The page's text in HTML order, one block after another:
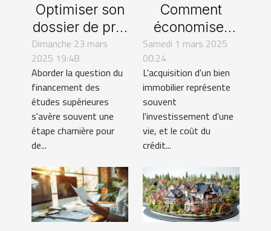
Optimiser son
dossier de prêt
étudiant
astuces et
conseils
Dimanche 23 mars
2025 19:48
Aborder la question du
financement des
études supérieures
s'avère souvent une
étape charnière pour
de...
Comment
économiser
sur votre crédit
immobilier en
comparant les
assurances
emprunteur
Samedi 1 mars 2025
00:24
L'acquisition d'un bien
immobilier représente
souvent
l'investissement d'une
vie, et le coût du
crédit...